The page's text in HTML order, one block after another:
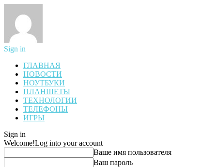
Sign in
ГЛАВНАЯ
НОВОСТИ
НОУТБУКИ
ПЛАНШЕТЫ
ТЕХНОЛОГИИ
ТЕЛЕФОНЫ
ИГРЫ
Sign in
Welcome!Log into your account
Ваше имя пользователя
Ваш пароль